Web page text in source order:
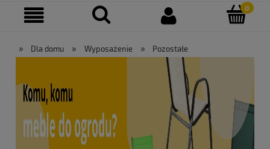
» Dla domu » Wyposażenie » Pozostałe